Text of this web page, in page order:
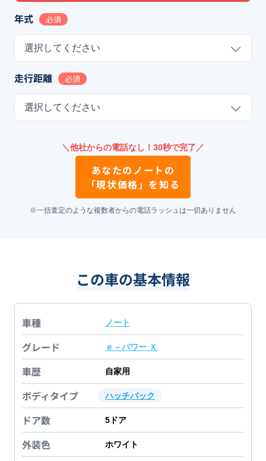
年式 必須
選択してください
走行距離 必須
選択してください
＼他社からの電話なし！30秒で完了／
あなたの ノート の
「現状価格」を知る
※一括査定のような複数者からの電話ラッシュは一切ありません
この車の基本情報
車種 ノート
グレード ｅ－パワー Ｘ
車歴 自家用
ボディタイプ ハッチバック
ドア数 5 ドア
外装色 ホワイト